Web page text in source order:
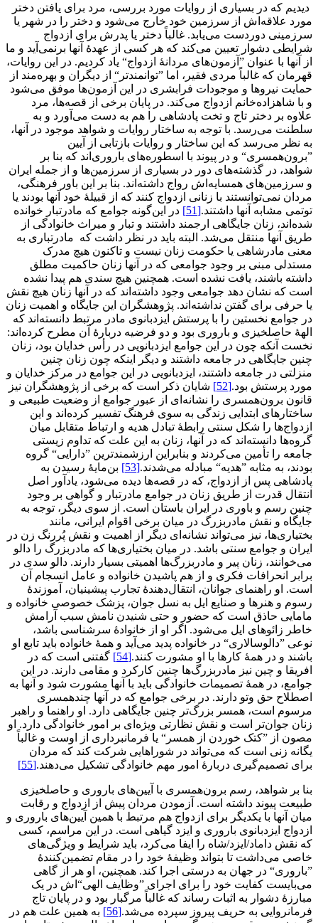
دیدیم که در بسیاری از روایات مورد بررسی، مرد برای یافتن دختر
مورد علاقه‌اش از سرزمین خود خارج می‌شود و دختر را در شهر یا
سرزمینی دوردست می‌یابد. غالباً دختر یا پدرش برای ازدواج
شرایطی دشوار تعیین می‌کند که هر کسی از عهدۀ آنها برنمی‌آید و ما
از آنها با عنوان ”آزمون‌های مردانۀ ازدواج“ یاد کردیم. در این روایات،
قهرمان که غالباً مردی فقیر، اما ”توانمندتر“ از دیگران و بهره‌مند از
حمایت نیروها و موجودات فرابشری در این آزمون‌ها موفق می‌شود
و با شاهزاده‌خانم ازدواج می‌کند. در پایان برخی از قصه‌ها، مرد
علاوه بر دختر تاج و تخت پادشاهی را هم به دست می‌آورد و به
سلطنت می‌رسد. با توجه به ساختار روایات و شواهد موجود در آنها،
به نظر می‌رسد که این ساختار و روایات بازتابی از آیین
”برون‌همسری“ و در پیوند با اسطوره‌های باروری‌‌اند که بنا بر
شواهد، در گذشته‌های دور در بسیاری از سرزمین‌ها و از جمله ایران
و سرزمین‌های همسایه‌اش رواج داشته‌اند. بنا بر این باور فرهنگی،
مردان نمی‌توانستند با زنانی ازدواج کنند که از قبیلۀ خود آنها بودند یا
توتمی مشابه آنها داشتند.[51]
در این‌گونه جوامع که مادرتبار خوانده
شده‌اند، زنان جایگاهی ارجمند داشتند و تبار و میراث خانوادگی از
طریق آنها منتقل می‌شد. البته باید در نظر داشت که مادرتباری به
معنی مادرشاهی یا حکومت زنان نیست و تاکنون هیچ مدرک
مستدلی مبنی بر وجود جوامعی که در آنها زنان حاکمیت مطلق
داشته باشند، یافت نشده است. همچنین هیچ سندی هم پیدا نشده
است که نشان دهد جوامعی وجود داشته‌اند که در آنها زنان هیچ نقش
یا حرفی برای گفتن نداشته‌اند. پژوهشگران این جایگاه و اهمیت زنان
در جوامع نخستین را با پرستش ایزدبانوی مادر مرتبط دانسته‌اند که
الهۀ حاصلخیزی و باروری بود و دو فرضیه دربارۀ آن مطرح کرده‌اند:
نخست آنکه چون در این جوامع ایزدبانویی در رأس خدایان بود، زنان
چنین جایگاهی در جامعه داشتند و دیگر اینکه چون زنان چنین
منزلتی در جامعه داشتند، ایزدبانویی در این جوامع در مرکز خدایان و
مورد پرستش بود.[52]
شایان ذکر است که برخی از پژوهشگران نیز
قانون برون‌همسری را نشانه‌ای از عبور جوامع از وضعیت طبیعی و
ساختارهای ابتدایی زندگی به سوی فرهنگ تفسیر کرده‌اند و این
ازدواج‌ها را شکل سنتی رابطۀ تبادل هدیه و ارتباط متقابل میان
گروه‌ها دانسته‌اند که در آنها، زنان به این علت که تداوم زیستی
جامعه را تأمین می‌کردند و بنابراین ارزشمندترین ”دارایی“ گروه
بودند، به مثابه ”هدیه“ مبادله می‌شدند.[53]
بن‌مایۀ رسیدن به
پادشاهی پس از ازدواج، که در قصه‌ها دیده می‌شود، یادآور اصل
انتقال قدرت از طریق زنان در جوامع مادرتبار و گواهی بر وجود
چنین رسم و باوری در ایران باستان است. از سوی دیگر، توجه به
جایگاه و نقش مادربزرگ در میان برخی اقوام ایرانی، مانند
بختیاری‌ها، نیز می‌تواند نشانه‌ای دیگر از اهمیت و نقش پُررنگ زن در
ایران و جوامع سنتی باشد. در میان بختیاری‌ها که مادربزرگ را دالو
می‌خوانند، زنان پیر و مادربزرگ‌ها اهمیتی بسیار دارند. دالو سدی در
برابر انحرافات فکری و از هم پاشیدن خانواده و عامل انسجام آن
است. او راهنمای جوانان، انتقال‌دهندۀ تجارب پیشینیان، آموزندۀ
رسوم و هنرها و صنایع ایل به نسل جوان، پزشک خصوصی خانواده و
مامایی حاذق است که حضور و حتی شنیدن نامش سبب آرامش
خاطر زائوهای ایل می‌شود. اگر او از خانوادۀ سرشناسی باشد،
نوعی ”دالوسالاری“ در خانواده پدید می‌آید و همۀ خانواده باید تابع او
باشند و در همۀ کارها با او مشورت کنند.[54]
گفتنی است که در
افریقا و چین نیز مادربزرگ‌ها چنین کارکرد و مقامی دارند. در این
جوامع، در همۀ تصمیمات خانوادگی باید با آنها مشورت شود و آنها به
اصطلاح حق وتو دارند. در برخی جوامع که در آنها چندهمسری
مرسوم است، همسر بزرگ‌تر چنین جایگاهی دارد. او راهنما و راهبر
زنان جوان‌تر است و نقش نظارتی ویژه‌ای بر امور خانوادگی دارد. او
مصون از ”کتک خوردن از همسر“ یا فرمانبرداری از اوست و غالباً
یگانه زنی است که می‌تواند در شوراهایی شرکت کند که مردان
برای تصمیم‌گیری دربارۀ امور مهم خانوادگی تشکیل می‌دهند.[55]
بنا بر شواهد، رسم برون‌همسری با آیین‌های باروری و حاصلخیزی
طبیعت پیوند داشته است. آزمودن مردان پیش از ازدواج و رقابت
میان آنها با یکدیگر برای ازدواج هم مرتبط با همین آیین‌های باروری و
ازدواج ایزدبانوی باروری و ایزد گیاهی است. در این مراسم، کسی
که نقش داماد/ایزد/شاه را ایفا می‌کرد، باید شرایط و ویژگی‌های
خاصی می‌داشت تا بتواند وظیفۀ خود را در مقام تضمین‌کنندۀ
”باروری“ در جهان به درستی اجرا کند. همچنین، او هر از گاهی
می‌بایست کفایت خود را برای اجرای ”وظایف الهی“اش در یک
مبارزۀ دشوار به اثبات رساند که غالباً مرگبار بود و در پایان تاج
فرمانروایی به حریف پیروز سپرده می‌شد.[56]
به همین علت هم در